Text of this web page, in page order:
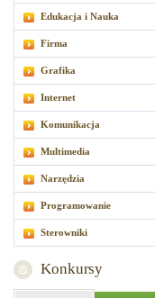
Edukacja i Nauka
Firma
Grafika
Internet
Komunikacja
Multimedia
Narzędzia
Programowanie
Sterowniki
Konkursy